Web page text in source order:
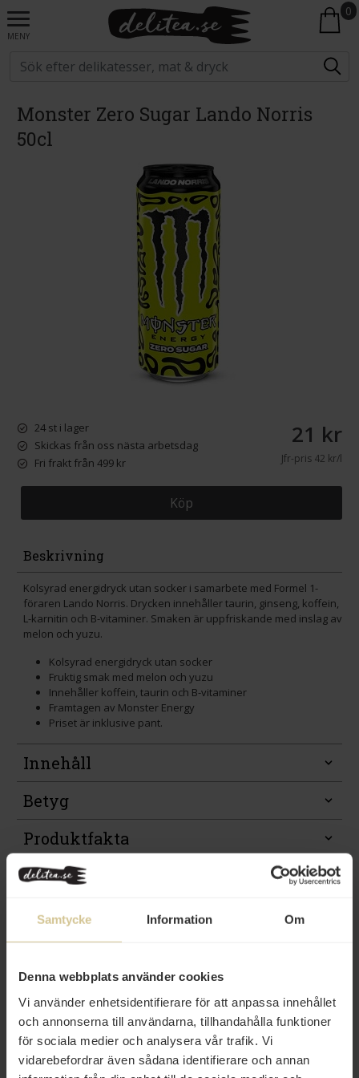
Samtycke Information Om
Denna webbplats använder cookies
Vi använder enhetsidentifierare för att anpassa innehållet
och annonserna till användarna, tillhandahålla funktioner
för sociala medier och analysera vår trafik. Vi
vidarebefordrar även sådana identifierare och annan
MENY
0
Monster Zero Sugar Lando Norris
50cl
24 st i lager
Skickas från oss nästa arbetsdag
Fri frakt från 499 kr
21 kr
Jfr-pris42 kr/l
Köp
Beskrivning
Kolsyrad energidryck utan socker i samarbete med Formel 1-
föraren Lando Norris. Drycken innehåller taurin, ginseng, koffein,
L-karnitin och B-vitaminer. Smaken är uppfriskande med inslag av
melon och yuzu.
Kolsyrad energidryck utan socker
Fruktig smak med melon och yuzu
Innehåller koffein, taurin och B-vitaminer
Framtagen av Monster Energy
Priset är inklusive pant.
Innehåll
Betyg
Produktfakta
Prishistorik
Från samma varumärke